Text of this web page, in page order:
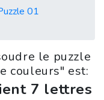
01
le puzzle
couleurs" est:
7 lettres